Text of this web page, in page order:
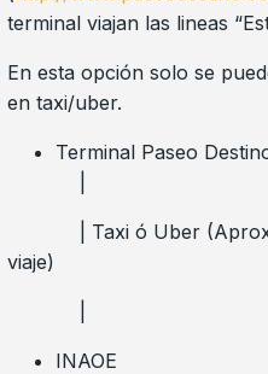
terminal viajan las lineas
En esta opción solo se
en taxi/uber.
Terminal Paseo
| Taxi ó Uber (Aprox.
viaje)
INAOE